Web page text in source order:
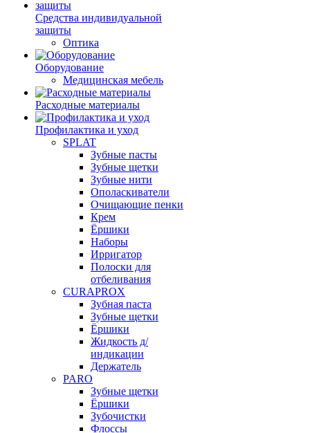
Средства индивидуальной
защиты
Оптика
Оборудование
Медицинская мебель
Расходные материалы
Профилактика и уход
SPLAT
Зубные пасты
Зубные щетки
Зубные нити
Ополаскиватели
Очищающие пенки
Крем
Ёршики
Наборы
Ирригатор
Полоски для
отбеливания
CURAPROX
Зубная паста
Зубные щетки
Ёршики
Жидкость д/
индикации
Держатель
PARO
Зубные щетки
Ёршики
Зубочистки
Флоссы